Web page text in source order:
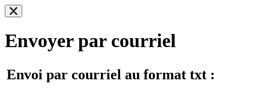
Envoyer par courriel
Envoi par courriel au format txt :